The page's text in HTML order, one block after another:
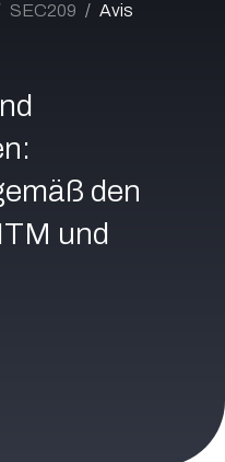
SEC209 Avis
den
und